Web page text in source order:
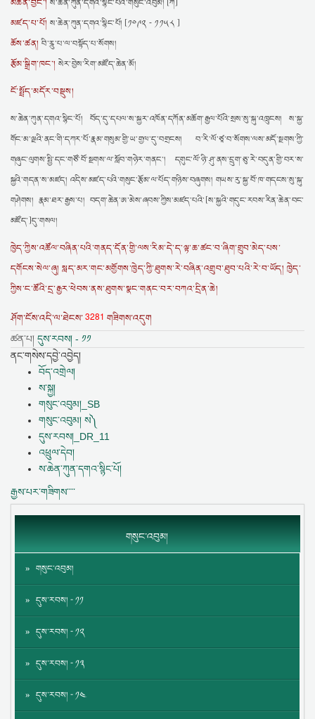
མཚན་བྱང་། ས་ཆེན་ཀུན་དགའ་སྙིང་པོའི་གསུང་འབུམ། [ཀ]
མཛད་པ་པོ། ས་ཆེན་ཀུན་དགའ་སྙིང་པོ། [༡༠༩༢ - ༡༡༥༨ ]
ཆོས་ཚན། བི་རཱུ་པ་ལ་བསྟོད་པ་སོགས།
རྩོམ་སྒྲིག་ཁང་། སེར་བྱེས་རིག་མཛོད་ཆེན་མོ།
ངོ་སྤྲོད་མདོར་བསྡུས།
ས་ཆེན་ཀུན་དགའ་སྙིང་པོ། བོད་དུ་དཔལ་ས་སྐྱར་འཁོན་དཀོན་མཆོག་རྒྱལ་པོའི་སྲས་སུ་སྐུ་འཁྲུངས། ས་སྐྱ་
གོང་མ་ལྔའི་ནང་གི་དཀར་པོ་རྣམ་གསུམ་གྱི་ཡ་གྱལ་དུ་བགྲངས། བ་རི་ལོ་ཙཱ་བ་སོགས་ལས་མདོ་སྔགས་ཀྱི་
གཞུང་ལུགས་སྤྱི་དང་གཙོ་བོ་སྔགས་ལ་སློབ་གཉེར་གནང་། དགུང་ལོ་ཉི་ཤུ་ནས་དྲུག་ཅུ་རེ་བདུན་གྱི་བར་ས་
སྐྱའི་གདན་ས་མཛད། འདིས་མཛད་པའི་གསུང་རྩོམ་ལ་པོད་གཉིས་བཞུགས། གཡས་རུ་སྐྱ་བོ་ཁ་གདངས་སུ་སྐུ་
གཤེགས། རྣམ་ཐར་རྒྱས་པ། བདག་ཆེན་ཨ་མེས་ཞབས་ཀྱིས་མཛད་པའི་[ས་སྐྱའི་གདུང་རབས་རིན་ཆེན་བང་
མཛོད་]དུ་གསལ།
ཁྱེད་ཀྱིས་འཚོལ་བཞིན་པའི་གནད་དོན་གྱི་ལས་རིམ་དེ་ད་ལྟ་ཆ་ཚང་བ་ཞིག་གྲུབ་མེད་པས་
དགོངས་སེལ་ཞུ། སླད་མར་གང་མགྱོགས་ཁྱེད་ཀྱི་ཐུགས་རེ་བཞིན་འགྲུབ་ཐུབ་པའི་རེ་བ་ཡོད། ཁྱེད་
ཀྱིས་ང་ཚོའི་དྲ་རྒྱར་ཕེབས་ནས་ཐུགས་སྣང་གནང་བར་བཀའ་དྲིན་ཆེ།
ཤོག་ངོས་འདི་ལ་ཐེངས་3281 གཟིགས་འདུག
ཚན་པ། དུས་རབས། - ༡༡
ནང་གསེས་དབྱེ་འབྱེད།
བོད་འགྲེལ།
ས་སྐྱ།
གསུང་འབུམ།_SB
གསུང་འབུམ། ས༽
དུས་རབས།_DR_11
འཕྲུལ་དེབ།
ས་ཆེན་ཀུན་དགའ་སྙིང་པོ།
རྒྱས་པར་གཟིགས་་་་
གསུང་འབུམ།
གསུང་འབུམ།
དུས་རབས། - ༡༡
དུས་རབས། - ༡༢
དུས་རབས། - ༡༣
དུས་རབས། - ༡༤